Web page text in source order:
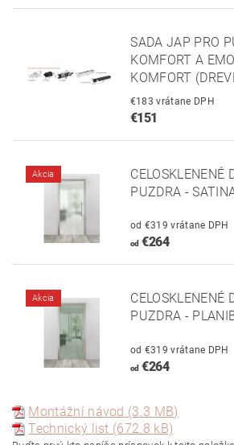
SADA JAP PRO
KOMFORT A
KOMFORT
€183 vrátane DPH
€151
Akcia
CELOSKLENENÉ
PUZDRA -
od €319 vrátane DPH
od€264
Akcia
CELOSKLENENÉ
PUZDRA -
od €319 vrátane DPH
od€264
Montážní návod (3.3 MB)
Technický list (672.8 kB)